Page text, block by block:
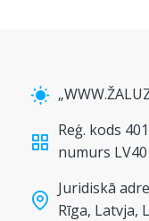
Reģ. kods
numurs
Juridiskā
Rīga, Latvja,